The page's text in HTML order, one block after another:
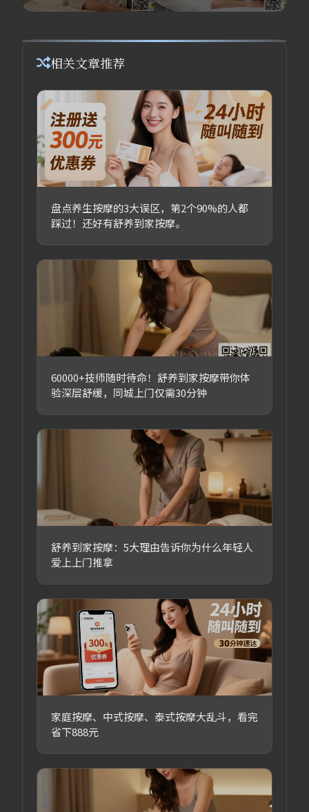
相关文章推荐
盘点养生按摩的3大误区，第2个90%的人都
踩过！还好有舒养到家按摩。
60000+技师随时待命！舒养到家按摩带你体
验深层舒缓，同城上门仅需30分钟
舒养到家按摩：5大理由告诉你为什么年轻人
爱上上门推拿
家庭按摩、中式按摩、泰式按摩大乱斗，看完
省下888元